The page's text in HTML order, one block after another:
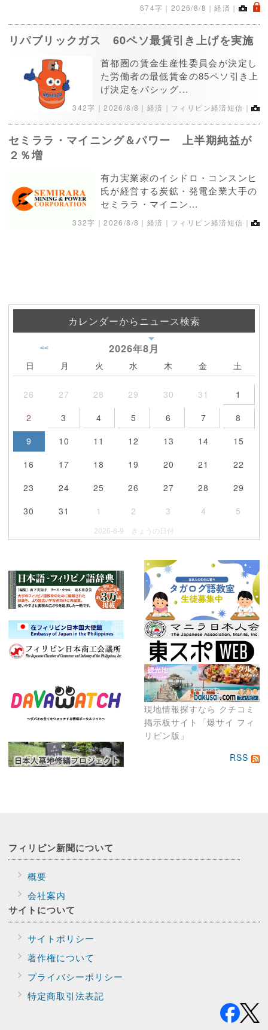
674字｜ 2026/8/8 ｜経済｜ .
リパブリックガス 60ペソ最賃引き上げを実施
首都圏の賃金生産性委員会が決定し
た労働者の最低賃金の85ペソ引き上
げ決定をパシッグ...
342字｜2026/8/8 ｜経済｜フィリピン経済短信｜
セミララ・マイニング＆パワー 上半期純益が
２％増
有力実業家のイシドロ・コンスンヒ
氏が経営する炭鉱・発電企業大手の
セミララ・マイニン...
332字｜2026/8/8 ｜経済｜フィリピン経済短信｜
現地情報探すなら クチコミ
掲示板サイト「爆サイ フィ
リピン版」
カレンダーからニュース検索
2026年8月
<<
日 月 火 水 木 金 土
26 27 28 29 30 31
1
2
3 4 5 6 7
8
9
10 11 12 13 14
15
16
17 18 19 20 21
22
23
24 25 26 27 28
29
30
31 1 2 3 4 5
2026-8-9 きょうの日付
RSS
フィリピン新聞について
概要
会社案内
サイトについて
サイトポリシー
著作権について
プライバシーポリシー
特定商取引法表記